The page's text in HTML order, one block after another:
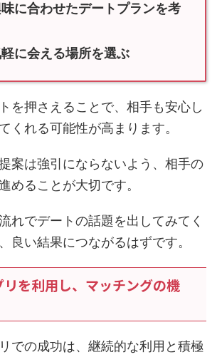
に合わせたデートプランを考
に会える場所を選ぶ
を押さえることで、相手も安心し
くれる可能性が高まります。
案は強引にならないよう、相手の
めることが大切です。
れでデートの話題を出してみてく
良い結果につながるはずです。
を利用し、マッチングの機
での成功は、継続的な利用と積極